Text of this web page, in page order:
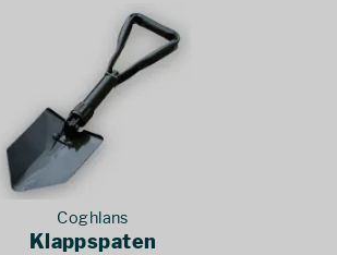
Coghlans
Klappspaten